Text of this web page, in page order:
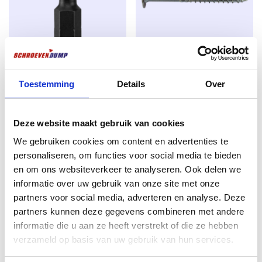
Toestemming Details Over
Deze website maakt gebruik van cookies
We gebruiken cookies om content en advertenties te
personaliseren, om functies voor social media te bieden
en om ons websiteverkeer te analyseren. Ook delen we
informatie over uw gebruik van onze site met onze
partners voor social media, adverteren en analyse. Deze
partners kunnen deze gegevens combineren met andere
informatie die u aan ze heeft verstrekt of die ze hebben
verzameld op basis van uw gebruik van hun services.
Pergolen, Terrassen und Vordächer. Die Beschichtung
bei kleineren Schäden selbstheilend
sorgt so für eine längere Lebensdauer.
Bis zu doppelt so stark wie rostfreier Stahl
SilverMate Outdoor-Schrauben
bis zu doppelt so
starkundminimieren so dasRisiko,beim Eindrehen
Belastung. Sie bieten also sowohl dem Profi als auch
dem Heimwerker Sicherheit.
Perfekt im Gebrauch
Magnetisch: bleibt fest mit dem Bit verbunden,
ideal für Arbeiten über Kopf oder mit einer Hand.
TX-Antrieb (Torx): für optimalen Halt ohne
Abrutschen.
Schlagbohrer Torx 20 x 25mm –
Sehr gut geeignet für
Auf Lager
Senkkopfschrauben 6.0 x 120
TX-30 verzinkt 100 Stück
€12,78
excl. BTW:
Noch 4 auf Lager